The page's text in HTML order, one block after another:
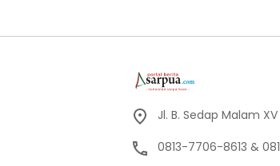
Jl. B. Sedap Malam
0813-7706-8613 &